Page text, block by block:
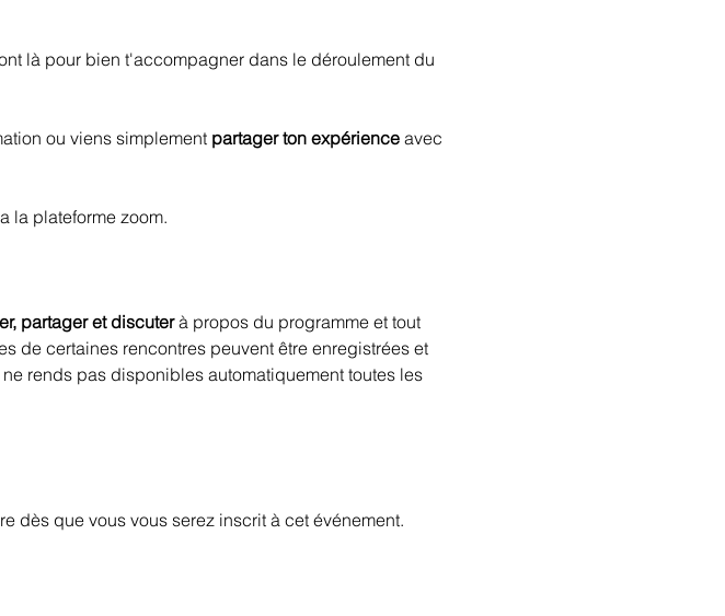
là pour bien t'accompagner dans le déroulement du
ou viens simplement partager ton expérience avec
la plateforme zoom.
partager et discuter à propos du programme et tout
de certaines rencontres peuvent être enregistrées et
rends pas disponibles automatiquement toutes les
dès que vous vous serez inscrit à cet événement.